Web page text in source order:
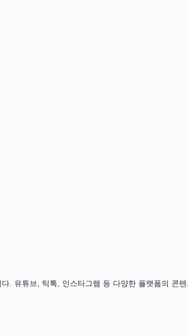
. 유튜브, 틱톡, 인스타그램 등 다양한 플랫폼의 콘